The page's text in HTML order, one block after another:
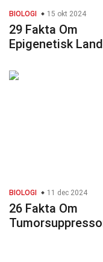
BIOLOGI 15 okt 2024
29 Fakta Om
Epigenetisk
BIOLOGI 11 dec 2024
26 Fakta Om